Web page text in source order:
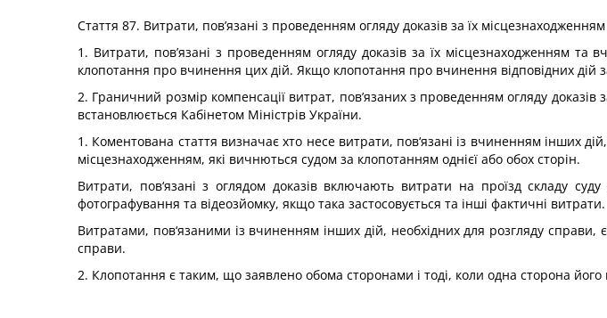
Стаття 87. Витрати, пов’язані з проведенням огляду доказів за їх
1. Витрати, пов’язані з проведенням огляду доказів за їх місцезнаходженням
клопотання про вчинення цих дій. Якщо клопотання про вчинення відповідних
2. Граничний розмір компенсації витрат, пов’язаних з проведенням огляду
встановлюється Кабінетом Міністрів України.
1. Коментована стаття визначає хто несе витрати, пов‘язані із вчиненням інших
місцезнаходженням, які вичнються судом за клопотанням однієї або обох сторін.
Витрати, пов‘язані з оглядом доказів включають витрати на проїзд складу
фотографування та відеозйомку, якщо така застосовується та інші фактичні витрати.
Витратами, пов‘язаними із вчиненням інших дій, необхідних для розгляду справи,
справи.
2. Клопотання є таким, що заявлено обома сторонами і тоді, коли одна сторона його